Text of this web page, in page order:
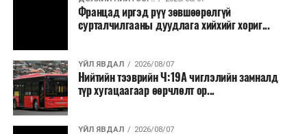
үлдэх үнснээс фосфор зэрэг ашигт эрдсийг сэргээн
авах боломжтой аж.
Япон, Герман, Швейцар, Нидерланд, Өмнөд Солонгос
зэрэг улс лаг хатаах, шатаах технологийг ашиглаж
байна. Тухайлбал, Германд лаг шатаах үйлдвэрээс
гарсан үнснээс фосфор сэргээн авах технологи
ашигладаг бол Нидерландад төвлөрсөн лаг
Францад иргэд рүү зөвшөөрөлгүй
сурталчилгааны дуудлага хийхийг хориг...
ҮЙЛ ЯВДАЛ 2026/08/07
Нийтийн тээврийн Ч:19А чиглэлийн замналд
түр хугацаагаар өөрчлөлт ор...
ҮЙЛ ЯВДАЛ 2026/08/07